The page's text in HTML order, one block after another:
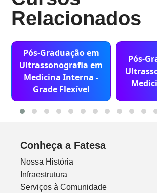
Relacionados
Pós-Graduação em
Ultrassonografia em
Medicina Interna -
Grade Flexível
Pós-
Conheça a Fatesa
Nossa História
Infraestrutura
Serviços à Comunidade